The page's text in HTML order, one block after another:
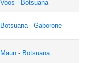
Voos - Botsuana
Botsuana - Gaborone
Maun - Botsuana